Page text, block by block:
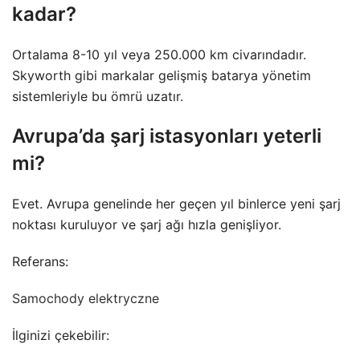
kadar?
Ortalama 8-10 yıl veya 250.000 km civarındadır.
Skyworth gibi markalar gelişmiş batarya yönetim
sistemleriyle bu ömrü uzatır.
Avrupa’da şarj istasyonları yeterli
mi?
Evet. Avrupa genelinde her geçen yıl binlerce yeni şarj
noktası kuruluyor ve şarj ağı hızla genişliyor.
Referans:
Samochody elektryczne
İlginizi çekebilir: